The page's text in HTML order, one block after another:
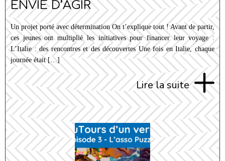
ENVIE D’AGIR
Un projet porté avec détermination On t’explique tout ! Avant de partir,
ces jeunes ont multiplié les initiatives pour financer leur voyage :
L’Italie : des rencontres et des découvertes Une fois en Italie, chaque
journée était […]
Lire la suite